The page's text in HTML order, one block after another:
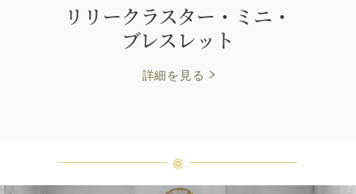
リリークラスター・ミニ・
ブレスレット
詳細を見る